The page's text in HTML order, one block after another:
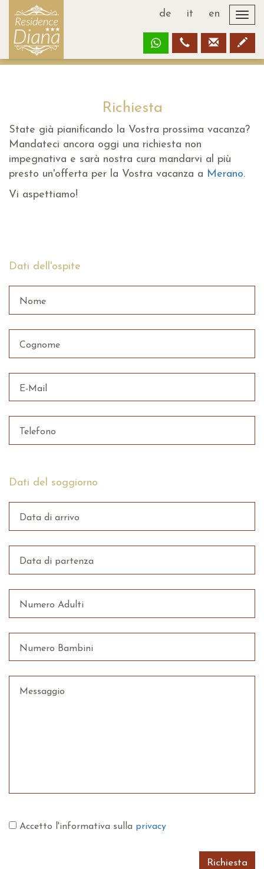
de it en
Richiesta
State già pianificando la Vostra prossima vacanza?
Mandateci ancora oggi una richiesta non
impegnativa e sarà nostra cura mandarvi al più
presto un'offerta per la Vostra vacanza a Merano.
Vi aspettiamo!
Dati dell'ospite
Nome
Cognome
E-Mail
Telefono
Dati del soggiorno
Data di arrivo
Data di partenza
Numero Adulti
Numero Bambini
Messaggio
Accetto l'informativa sulla privacy
Richiesta